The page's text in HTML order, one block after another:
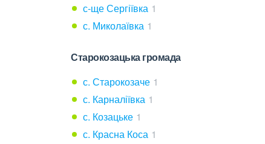
с-ще Сергіївка 1
с. Миколаївка 1
Старокозацька громада
с. Старокозаче 1
с. Карналіївка 1
с. Козацьке 1
с. Красна Коса 1